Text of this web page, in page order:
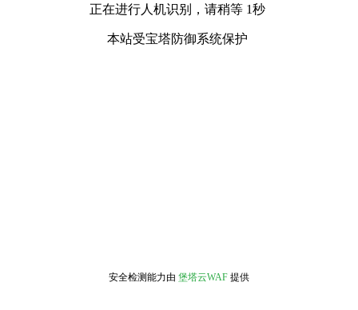
正在进行人机识别，请稍等 1秒
本站受宝塔防御系统保护
安全检测能力由 堡塔云WAF 提供